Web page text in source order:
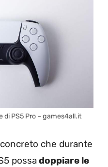
di PS5 Pro – games4all.it
che durante
possadoppiare le